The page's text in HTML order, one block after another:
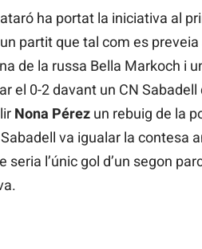
ha portat la iniciativa al
partit que tal com es
de la russa Bella Markoch i
el 0-2 davant un CN
Nona Pérezun rebuig de la
va igualar la contesa
seria l’únic gol d’un segon